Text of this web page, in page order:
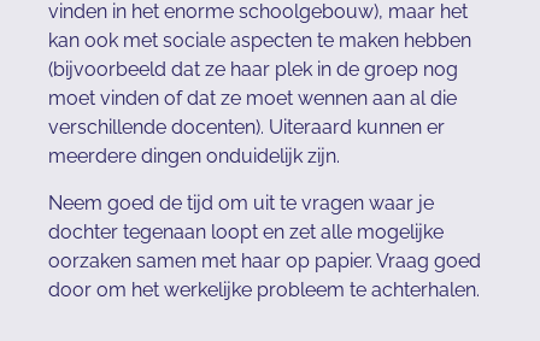
vinden in het enorme schoolgebouw), maar het
kan ook met sociale aspecten te maken hebben
(bijvoorbeeld dat ze haar plek in de groep nog
moet vinden of dat ze moet wennen aan al die
verschillende docenten). Uiteraard kunnen er
meerdere dingen onduidelijk zijn.
Neem goed de tijd om uit te vragen waar je
dochter tegenaan loopt en zet alle mogelijke
oorzaken samen met haar op papier. Vraag goed
door om het werkelijke probleem te achterhalen.